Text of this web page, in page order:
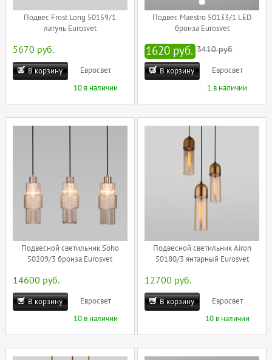
Подвес Frost Long 50159/1
латунь Eurosvet
5670 руб.
В корзину
Евросвет
10 в наличии
Подвес Maestro 50133/1 LED
бронза Eurosvet
1620 руб. 3410 руб
В корзину
Евросвет
1 в наличии
Подвесной светильник Soho
50209/3 бронза Eurosvet
14600 руб.
В корзину
Евросвет
10 в наличии
Подвесной светильник Airon
50180/3 янтарный Eurosvet
12700 руб.
В корзину
Евросвет
10 в наличии